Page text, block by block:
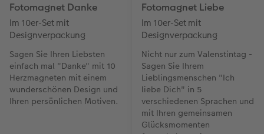
Fotomagnet Danke
Im 10er-Set mit
Designverpackung
Sagen Sie Ihren Liebsten
einfach mal "Danke" mit 10
Herzmagneten mit einem
wunderschönen Design und
Ihren persönlichen Motiven.
Fotomagnet Liebe
Im 10er-Set mit
Designverpackung
Nicht nur zum Valenstintag -
Sagen Sie Ihrem
Lieblingsmenschen "Ich
liebe Dich" in 5
verschiedenen Sprachen und
mit Ihren gemeinsamen
Glücksmomenten